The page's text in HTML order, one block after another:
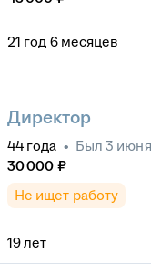
21 год 6 месяцев
Директор
44 года • Был 3 июня
30 000 ₽
Не ищет работу
19лет